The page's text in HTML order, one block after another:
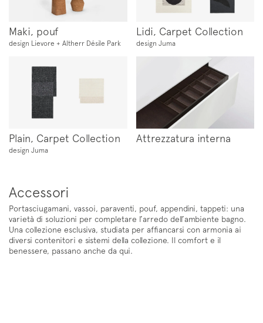
Maki, pouf
design Lievore + Altherr Désile Park
Lidi, Carpet Collection
design Juma
Plain, Carpet Collection
design Juma
Attrezzatura interna
Accessori
Portasciugamani, vassoi, paraventi, pouf, appendini, tappeti: una
varietà di soluzioni per completare l’arredo dell’ambiente bagno.
Una collezione esclusiva, studiata per affiancarsi con armonia ai
diversi contenitori e sistemi della collezione. Il comfort e il
benessere, passano anche da qui.